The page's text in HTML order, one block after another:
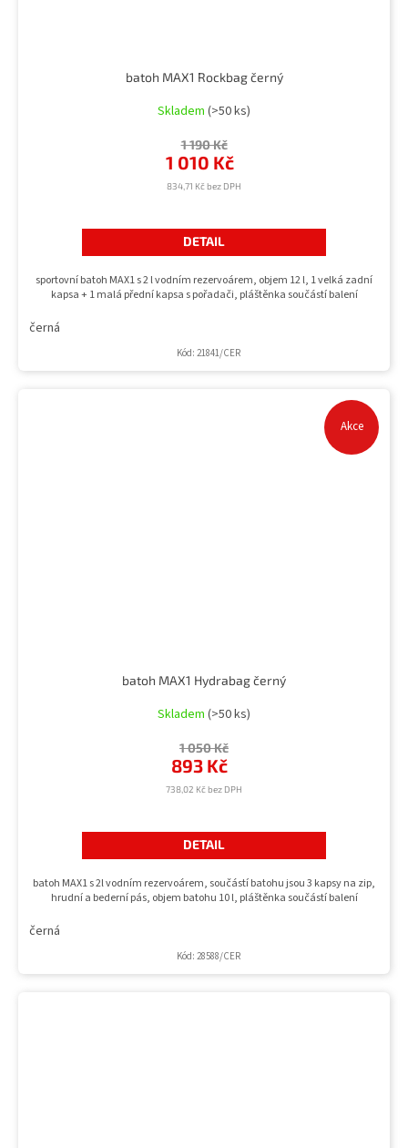
batoh MAX1 Rockbag černý
Skladem (>50 ks)
834,71 Kč bez DPH
1 010 Kč
1 190 Kč
DETAIL
sportovní batoh MAX1 s 2 l vodním rezervoárem, objem 12 l, 1 velká zadní
kapsa + 1 malá přední kapsa s pořadači, pláštěnka součástí balení
černá
Kód: 21841/CER
Akce
batoh MAX1 Hydrabag černý
Skladem (>50 ks)
738,02 Kč bez DPH
893 Kč
1 050 Kč
DETAIL
batoh MAX1 s 2l vodním rezervoárem, součástí batohu jsou 3 kapsy na zip,
hrudní a bederní pás, objem batohu 10 l, pláštěnka součástí balení
černá
Kód: 28588/CER